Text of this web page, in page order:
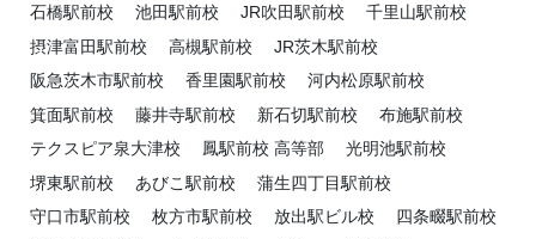
石橋駅前校
池田駅前校 JR吹田駅前校
千里山駅前校
摂津富田駅前校
高槻駅前校
JR茨木駅前校
阪急茨木市駅前校
香里園駅前校
河内松原駅前校
箕面駅前校
藤井寺駅前校 新石切駅前校
布施駅前校
テクスピア泉大津校
鳳駅前校 高等部
光明池駅前校
堺東駅前校
あびこ駅前校
蒲生四丁目駅前校
守口市駅前校
枚方市駅前校 放出駅ビル校
四条畷駅前校